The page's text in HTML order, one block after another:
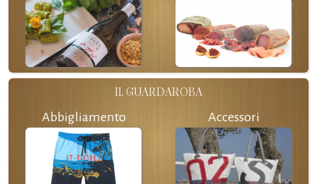
IL GUARDAROBA
Abbigliamento Accessori